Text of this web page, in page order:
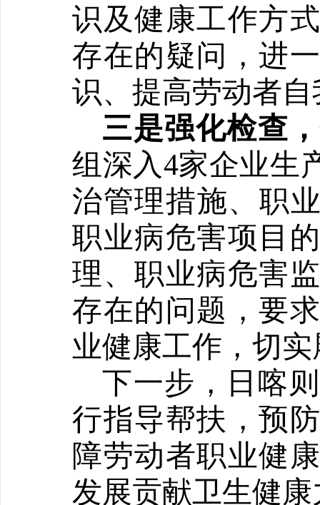
识及健康工作方
存在的疑问，进
识、提高劳动者
三是强化检查
组深入4家企业生
治管理措施、职
职业病危害项目
理、职业病危害
存在的问题，要
业健康工作，切
下一步，日喀
行指导帮扶，预
障劳动者职业健
发展贡献卫生健